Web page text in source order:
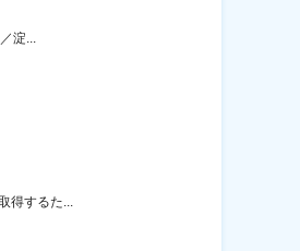
淀...
得するた...